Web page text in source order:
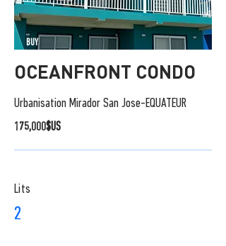
BUY
OCEANFRONT CONDO
Urbanisation Mirador San Jose-EQUATEUR
175,000$US
Lits
2